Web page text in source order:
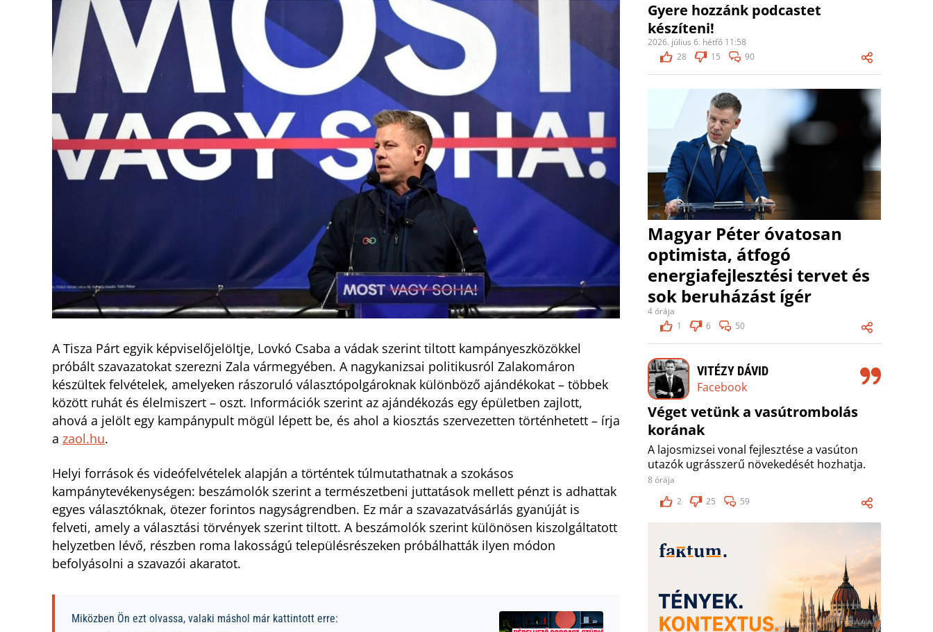
A Tisza Párt egyik képviselőjelöltje, Lovkó Csaba a vádak szerint tiltott kampányeszközökkel
próbált szavazatokat szerezni Zala vármegyében. A nagykanizsai politikusról Zalakomáron
készültek felvételek, amelyeken rászoruló választópolgároknak különböző ajándékokat – többek
között ruhát és élelmiszert – oszt. Információk szerint az ajándékozás egy épületben zajlott,
ahová a jelölt egy kampánypult mögül lépett be, és ahol a kiosztás szervezetten történhetett – írja
a zaol.hu.
Helyi források és videófelvételek alapján a történtek túlmutathatnak a szokásos
kampánytevékenységen: beszámolók szerint a természetbeni juttatások mellett pénzt is adhattak
egyes választóknak, ötezer forintos nagyságrendben. Ez már a szavazatvásárlás gyanúját is
felveti, amely a választási törvények szerint tiltott. A beszámolók szerint különösen kiszolgáltatott
helyzetben lévő, részben roma lakosságú településrészeken próbálhatták ilyen módon
befolyásolni a szavazói akaratot.
Miközben Ön ezt olvassa, valaki máshol már kattintott erre:
Gyere hozzánk podcastet
készíteni!
2026. július 6. hétfő 11:58
28
15 90
Magyar Péter óvatosan
optimista, átfogó
energiafejlesztési tervet és
sok beruházást ígér
4 órája
1
6 50
VITÉZY DÁVID
Facebook
Véget vetünk a vasútrombolás
korának
A lajosmizsei vonal fejlesztése a vasúton
utazók ugrásszerű növekedését hozhatja.
8 órája
2
25 59